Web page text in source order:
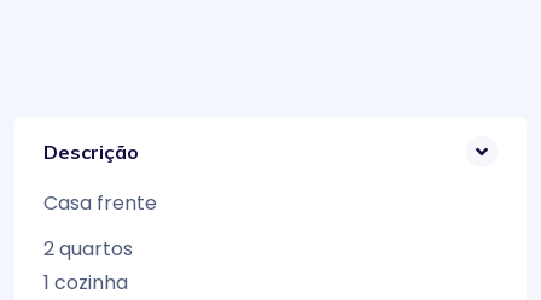
Descrição
Casa frente
2 quartos
1 cozinha